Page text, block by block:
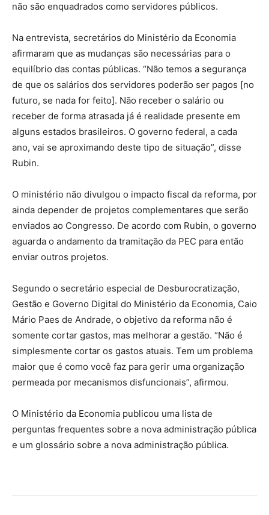
não são enquadrados como servidores públicos.
Na entrevista, secretários do Ministério da Economia
afirmaram que as mudanças são necessárias para o
equilíbrio das contas públicas. “Não temos a segurança
de que os salários dos servidores poderão ser pagos [no
futuro, se nada for feito]. Não receber o salário ou
receber de forma atrasada já é realidade presente em
alguns estados brasileiros. O governo federal, a cada
ano, vai se aproximando deste tipo de situação”, disse
Rubin.
O ministério não divulgou o impacto fiscal da reforma, por
ainda depender de projetos complementares que serão
enviados ao Congresso. De acordo com Rubin, o governo
aguarda o andamento da tramitação da PEC para então
enviar outros projetos.
Segundo o secretário especial de Desburocratização,
Gestão e Governo Digital do Ministério da Economia, Caio
Mário Paes de Andrade, o objetivo da reforma não é
somente cortar gastos, mas melhorar a gestão. “Não é
simplesmente cortar os gastos atuais. Tem um problema
maior que é como você faz para gerir uma organização
permeada por mecanismos disfuncionais”, afirmou.
O Ministério da Economia publicou uma lista de
perguntas frequentes sobre a nova administração pública
e um glossário sobre a nova administração pública.